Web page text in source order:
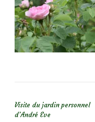
Visite du jardin personnel
d’André Eve